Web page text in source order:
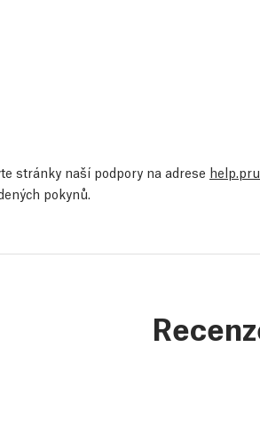
stránky naší podpory na adrese
pokynů.